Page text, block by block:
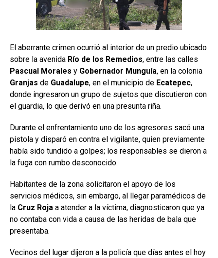
El aberrante crimen ocurrió al interior de un predio ubicado
sobre la avenida Río de los Remedios, entre las calles
Pascual Morales y Gobernador Munguía, en la colonia
Granjas de Guadalupe, en el municipio de Ecatepec,
donde ingresaron un grupo de sujetos que discutieron con
el guardia, lo que derivó en una presunta riña.
Durante el enfrentamiento uno de los agresores sacó una
pistola y disparó en contra el vigilante, quien previamente
había sido tundido a golpes; los responsables se dieron a
la fuga con rumbo desconocido.
Habitantes de la zona solicitaron el apoyo de los
servicios médicos, sin embargo, al llegar paramédicos de
la Cruz Roja a atender a la víctima, diagnosticaron que ya
no contaba con vida a causa de las heridas de bala que
presentaba.
Vecinos del lugar dijeron a la policía que días antes el hoy